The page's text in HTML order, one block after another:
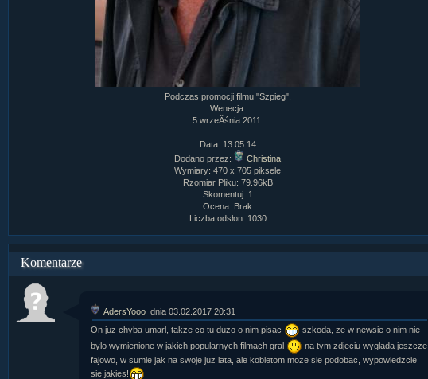
Postów na forum:319,637
222,019
Rozdanych pochwał:
Wlepionych ostrzeżeń:
4,170
Podczas promocji filmu "Szpieg".
Wenecja.
5 wrzeÂśnia 2011.
Data: 13.05.14
Dodano przez:
Christina
Wymiary: 470 x 705 piksele
Rzomiar Pliku: 79.96kB
Skomentuj: 1
Ocena: Brak
Liczba odsłon: 1030
Komentarze
AdersYooo dnia 03.02.2017 20:31
On juz chyba umarl, takze co tu duzo o nim pisac
szkoda, ze w newsie o nim nie
bylo wymienione w jakich popularnych filmach gral
na tym zdjeciu wyglada jeszcze
fajowo, w sumie jak na swoje juz lata, ale kobietom moze sie podobac, wypowiedzcie
sie jakies!